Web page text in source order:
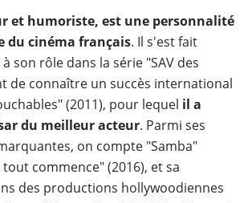
et humoriste, est une personnalité
du cinéma français. Il s'est fait
son rôle dans la série "SAV des
de connaître un succès international
(2011), pour lequel il a
du meilleur acteur. Parmi ses
on compte "Samba"
commence" (2016), et sa
des productions hollywoodiennes